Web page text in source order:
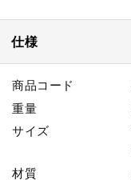
仕様
商品コード
重量
サイズ
材質